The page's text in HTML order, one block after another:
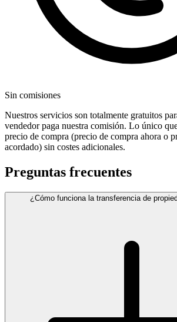
Sin comisiones
Nuestros servicios son totalmente gratuitos
vendedor paga nuestra comisión. Lo único
precio de compra (precio de compra ahora o
acordado) sin costes adicionales.
Preguntas frecuentes
¿Cómo funciona la transferencia de